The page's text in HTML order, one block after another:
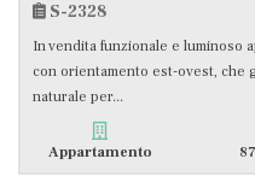
S-2328
In vendita funzionale e luminoso
con orientamento est-ovest, che
naturale per...
Appartamento